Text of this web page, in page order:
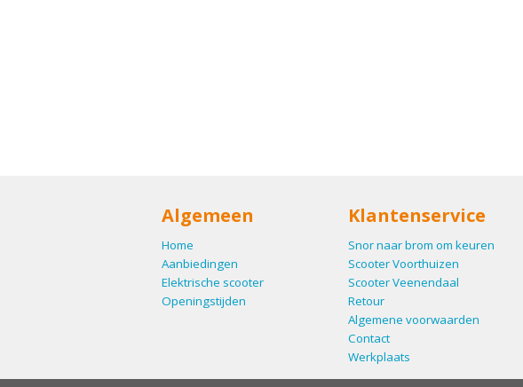
Algemeen
Home
Aanbiedingen
Elektrische scooter
Openingstijden
Klantenservice
Snor naar brom om keuren
Scooter Voorthuizen
Scooter Veenendaal
Retour
Algemene voorwaarden
Contact
Werkplaats